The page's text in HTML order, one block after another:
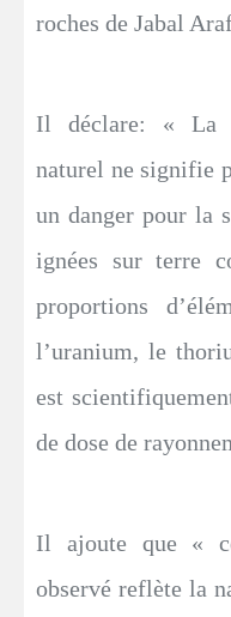
roches de Jabal
Il déclare: « La
naturel ne signifie
un danger pour la
ignées sur terre
proportions
l’uranium, le
est
de dose de
Il ajoute que «
observé reflète la